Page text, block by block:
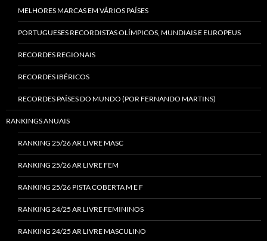
MELHORES MARCAS EM VÁRIOS PAÍSES
PORTUGUESES RECORDISTAS OLÍMPICOS, MUNDIAIS E EUROPEUS
RECORDES REGIONAIS
RECORDES IBÉRICOS
RECORDES PAÍSES DO MUNDO (POR FERNANDO MARTINS)
RANKINGS ANUAIS
RANKING 25/26 AR LIVRE MASC
RANKING 25/26 AR LIVRE FEM
RANKING 25/26 PISTA COBERTA M E F
RANKING 24/25 AR LIVRE FEMININOS
RANKING 24/25 AR LIVRE MASCULINO